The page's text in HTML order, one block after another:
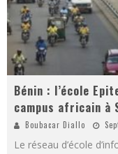
Bénin : l’école
campus africain à
Boubacar Diallo
Le réseau d’école